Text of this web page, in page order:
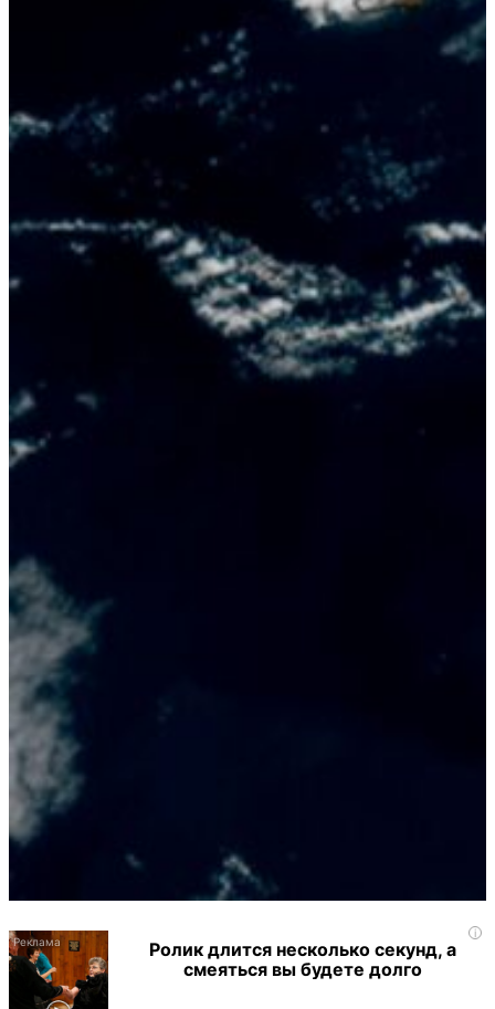
i
Ролик длится несколько секунд, а
смеяться вы будете долго